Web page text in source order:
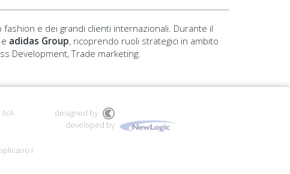
e dei grandi clienti internazionali. Durante il
e adidas Group, ricoprendo ruoli strategici in ambito
Development, Trade marketing.
i
designed by
developed by